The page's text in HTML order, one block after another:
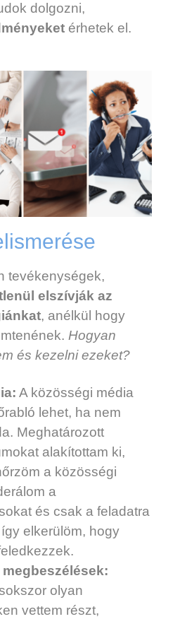
dolgozni,
érhetek el.
tevékenységek,
elszívják az
, anélkül hogy
Hogyan
és kezelni ezeket?
A közösségi média
lehet, ha nem
Meghatározott
alakítottam ki,
a közösségi
a
és csak a feladatra
elkerülöm, hogy
olyan
vettem részt,